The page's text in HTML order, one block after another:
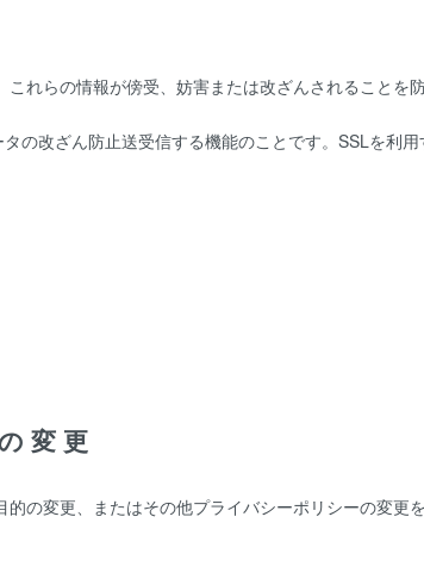
れらの情報が傍受、妨害または改ざんされることを
の改ざん防止送受信する機能のことです。SSLを利
変更
の変更、またはその他プライバシーポリシーの変更